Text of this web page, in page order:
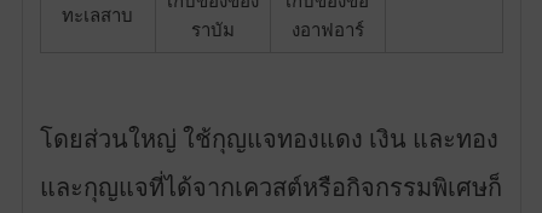
ทะเลสาบ
ราบัม
งอาฟอาร์
โดยส่วนใหญ่ ใช้กุญแจทองแดง เงิน และทอง
และกุญแจที่ได้จากเควสต์หรือกิจกรรมพิเศษก็